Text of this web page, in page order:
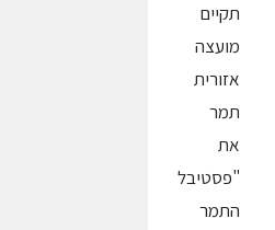
תקיים
מועצה
אזורית
תמר
את
"פסטיבל
התמר